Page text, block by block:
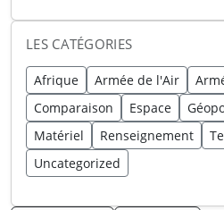
LES CATÉGORIES
Afrique Armée de l'Air
Comparaison
Espace
Matériel
Renseignement
Uncategorized